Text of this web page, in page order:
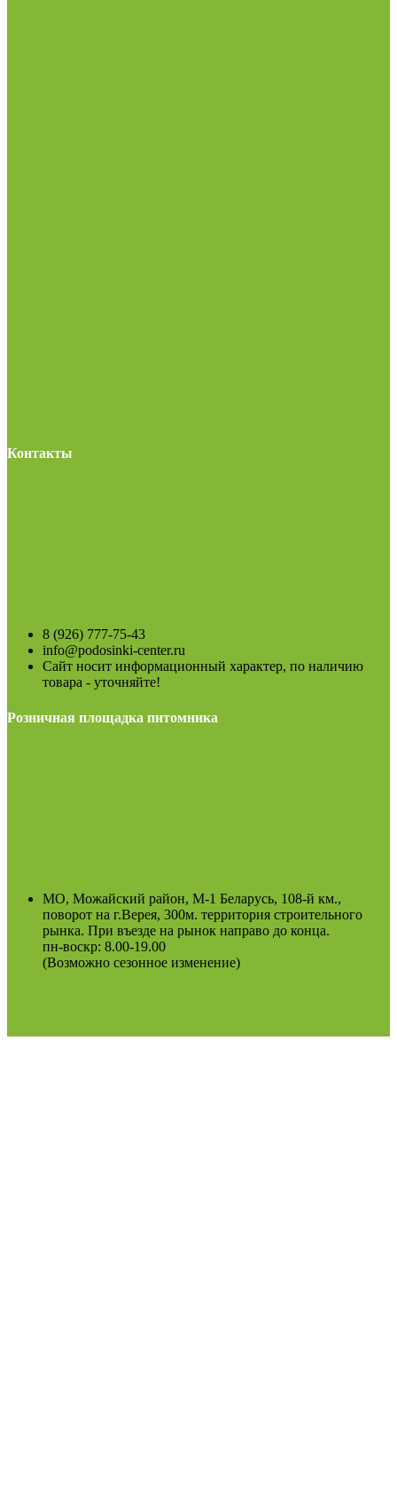
Контакты
8 (926) 777-75-43
info@podosinki-center.ru
Сайт носит информационный характер, по наличию
товара - уточняйте!
Розничная площадка питомника
МО, Можайский район, М-1 Беларусь, 108-й км.,
поворот на г.Верея, 300м. территория строительного
рынка. При въезде на рынок направо до конца.
пн-воскр: 8.00-19.00
(Возможно сезонное изменение)